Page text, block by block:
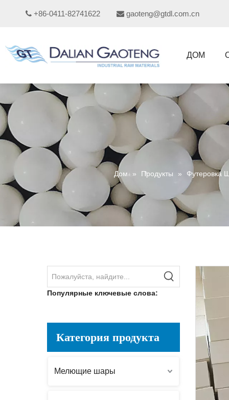
 +86-0411-82741622  gaoteng@gtdl.com.cn
ДОМ
Дом » Продукты » Футеровка
Популярные ключевые слова:
Категория продукта
Мелющие шары